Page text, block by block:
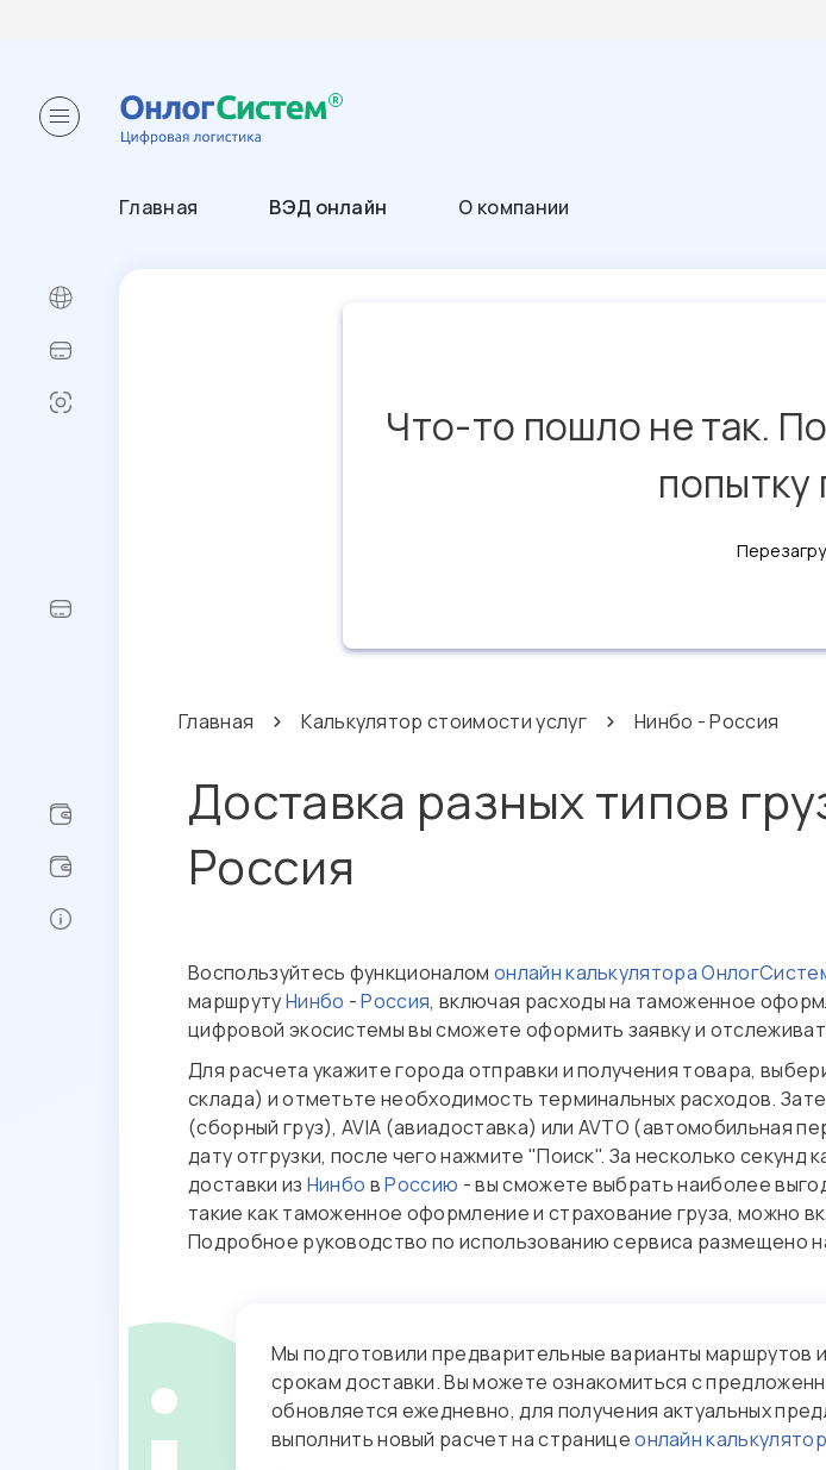
Главная ВЭД онлайн О компании
Что-то пошло не так.
попытку
Главная Калькулятор стоимости услуг Нинбо - Россия
Доставка разных типов
Россия
Воспользуйтесь функционалом онлайн калькулятора
маршрутуНинбо -Россия, включая расходы на таможенное
цифровой экосистемы вы сможете оформить заявку и
Для расчета укажите города отправки и получения товара,
склада) и отметьте необходимость терминальных расходов.
(сборный груз), AVIA (авиадоставка) или AVTO (автомобильная
дату отгрузки, после чего нажмите "Поиск". За несколько
доставки из Нинбо вРоссию - вы сможете выбрать наиболее
такие как таможенное оформление и страхование груза, можно
Подробное руководство по использованию сервиса размещено
Мы подготовили предварительные варианты маршрутов
срокам доставки. Вы можете ознакомиться с
обновляется ежедневно, для получения актуальных
выполнить новый расчет на страницеонлайн